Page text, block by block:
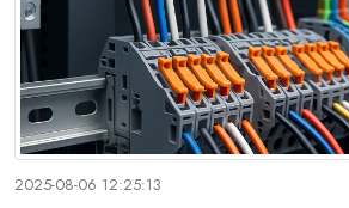
2025-08-06 12:25:13